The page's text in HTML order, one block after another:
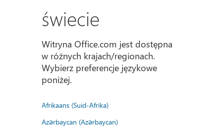
świecie
Witryna Office.com jest dostępna
w różnych krajach/regionach.
Wybierz preferencje językowe
poniżej.
Afrikaans (Suid-Afrika)
Azərbaycan (Azərbaycan)